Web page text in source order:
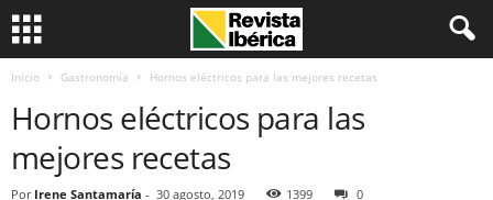
Inicio Gastronomía Hornos eléctricos para las mejores recetas
Hornos eléctricos para las
mejores recetas
Por Irene Santamaría - 30 agosto, 2019 1399 0